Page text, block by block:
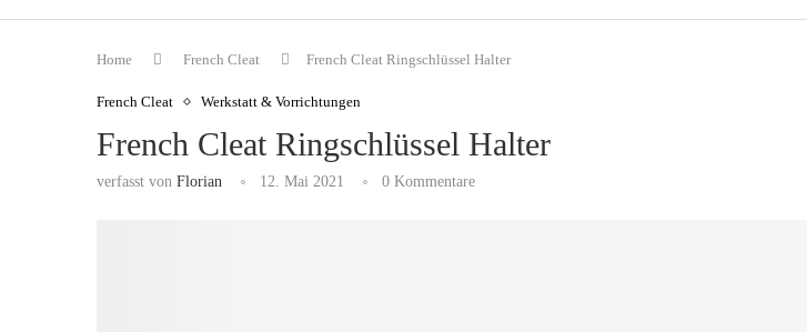
Home French Cleat French Cleat Ringschlüssel Halter
French Cleat Werkstatt & Vorrichtungen
French Cleat Ringschlüssel Halter
verfasst von Florian 12. Mai 2021 0 Kommentare